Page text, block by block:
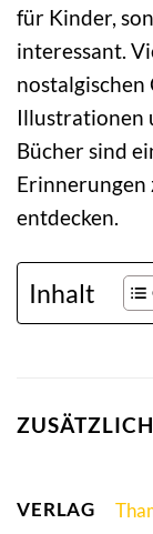
für Kinder,
interessant.
nostalgischen
Illustrationen
Bücher sind
Erinnerungen
entdecken.
Inhalt
VERLAG